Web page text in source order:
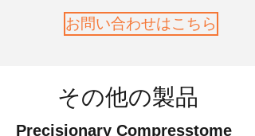
お問い合わせはこちら
その他の製品
Precisionary Compresstome